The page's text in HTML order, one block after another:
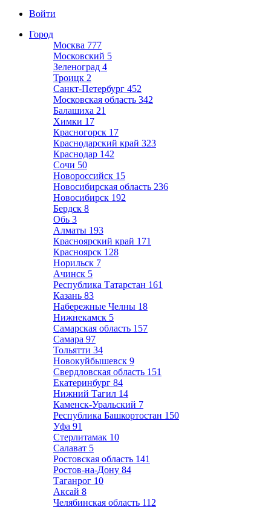
Войти
Город
Москва 777
Московский 5
Зеленоград 4
Троицк 2
Санкт-Петербург 452
Московская область 342
Балашиха 21
Химки 17
Красногорск 17
Краснодарский край 323
Краснодар 142
Сочи 50
Новороссийск 15
Новосибирская область 236
Новосибирск 192
Бердск 8
Обь 3
Алматы 193
Красноярский край 171
Красноярск 128
Норильск 7
Ачинск 5
Республика Татарстан 161
Казань 83
Набережные Челны 18
Нижнекамск 5
Самарская область 157
Самара 97
Тольятти 34
Новокуйбышевск 9
Свердловская область 151
Екатеринбург 84
Нижний Тагил 14
Каменск-Уральский 7
Республика Башкортостан 150
Уфа 91
Стерлитамак 10
Салават 5
Ростовская область 141
Ростов-на-Дону 84
Таганрог 10
Аксай 8
Челябинская область 112